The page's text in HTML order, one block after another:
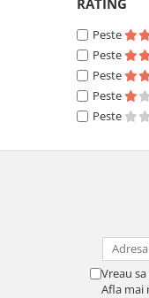
RATING
Peste
Peste
Peste
Peste
Peste
Vreau
Afla mai